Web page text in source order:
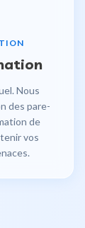
Nous
des pare-
de
vos